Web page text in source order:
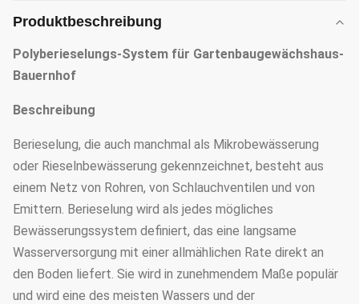
Produktbeschreibung
Polyberieselungs-System für Gartenbaugewächshaus-
Bauernhof
Beschreibung
Berieselung, die auch manchmal als Mikrobewässerung
oder Rieselnbewässerung gekennzeichnet, besteht aus
einem Netz von Rohren, von Schlauchventilen und von
Emittern. Berieselung wird als jedes mögliches
Bewässerungssystem definiert, das eine langsame
Wasserversorgung mit einer allmählichen Rate direkt an
den Boden liefert. Sie wird in zunehmendem Maße populär
und wird eine des meisten Wassers und der